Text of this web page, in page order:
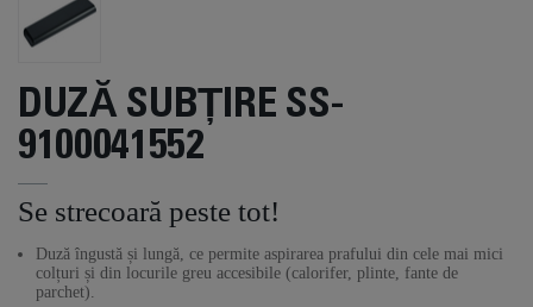
DUZĂ SUBȚIRE SS-
9100041552
Se strecoară peste tot!
Duză îngustă și lungă, ce permite aspirarea prafului din cele mai mici
colțuri și din locurile greu accesibile (calorifer, plinte, fante de
parchet).